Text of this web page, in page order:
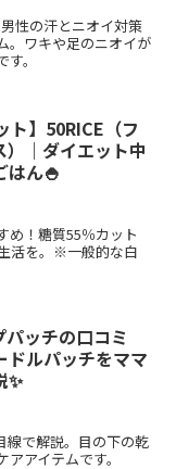
性の汗とニオイ対策
。ワキや足のニオイが
。
ト】50RICE（フ
）｜ダイエット中
はん🍚
め！糖質55％カット
活を。※一般的な白
ッチの口コミ
ドルパッチをママ
✨
線で解説。目の下の乾
アイテムです。